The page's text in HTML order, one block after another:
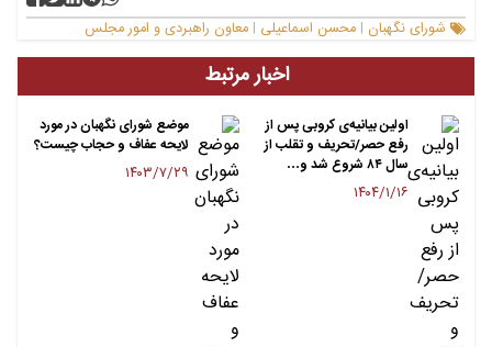
شورای نگهبان | محسن اسماعیلی | معاون راهبردی و امور مجلس
اخبار مرتبط
اولین بیانیه‌ی کروبی پس از
رفع حصر/تحریف و تقلب از
سال ۸۴ شروع شد ‌و…
۱۴۰۴/۱/۱۶
موضع شورای نگهبان در مورد
لایحه عفاف و حجاب چیست؟
۱۴۰۳/۷/۲۹